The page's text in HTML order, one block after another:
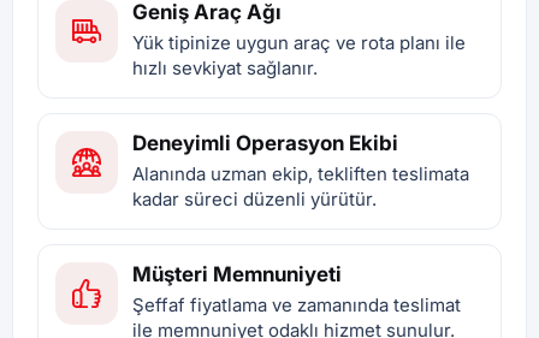
Geniş Araç Ağı
Yük tipinize uygun araç ve rota planı ile
hızlı sevkiyat sağlanır.
Deneyimli Operasyon Ekibi
Alanında uzman ekip, tekliften teslimata
kadar süreci düzenli yürütür.
Müşteri Memnuniyeti
Şeffaf fiyatlama ve zamanında teslimat
ile memnuniyet odaklı hizmet sunulur.